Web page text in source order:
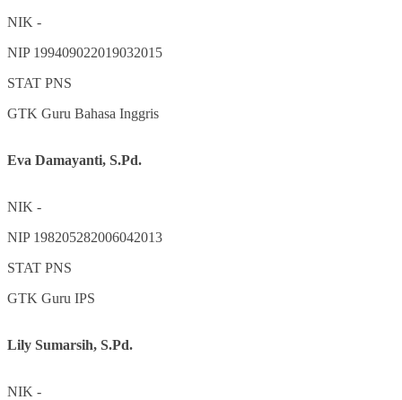
NIK -
NIP 199409022019032015
STAT PNS
GTK Guru Bahasa Inggris
Eva Damayanti, S.Pd.
NIK -
NIP 198205282006042013
STAT PNS
GTK Guru IPS
Lily Sumarsih, S.Pd.
NIK -